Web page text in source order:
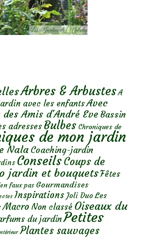
Arbres & Arbustes A
avec les enfantsAvec
Amis d'André Eve Bassin
adresses Bulbes Chroniques de
de mon jardin
Nala Coaching-jardin
ConseilsCoups de
jardin et bouquetsFêtes
faux pas Gourmandises
Inspirations Joli Duo Les
Macro Non classé Oiseaux du
du jardinPetites
Plantes sauvages